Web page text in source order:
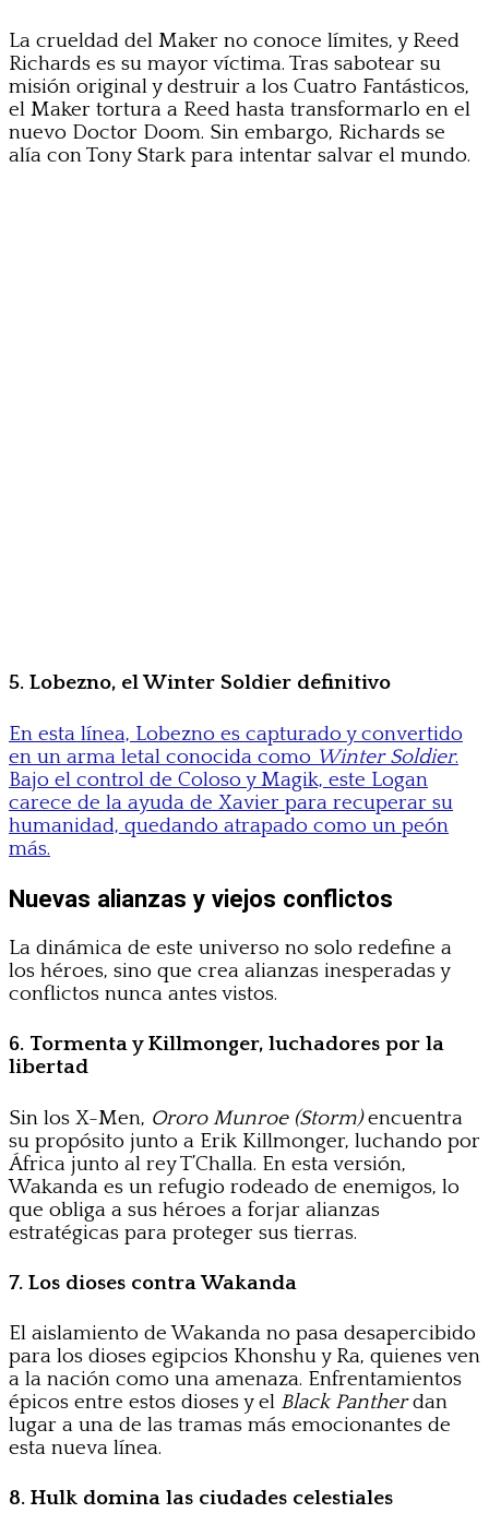
La crueldad del Maker no conoce límites, y Reed
Richards es su mayor víctima. Tras sabotear su
misión original y destruir a los Cuatro Fantásticos,
el Maker tortura a Reed hasta transformarlo en el
nuevo Doctor Doom. Sin embargo, Richards se
alía con Tony Stark para intentar salvar el mundo.
5. Lobezno, el Winter Soldier definitivo
En esta línea, Lobezno es capturado y convertido
en un arma letal conocida como Winter Soldier.
Bajo el control de Coloso y Magik, este Logan
carece de la ayuda de Xavier para recuperar su
humanidad, quedando atrapado como un peón
más.
Nuevas alianzas y viejos conflictos
La dinámica de este universo no solo redefine a
los héroes, sino que crea alianzas inesperadas y
conflictos nunca antes vistos.
6. Tormenta y Killmonger, luchadores por la
libertad
Sin los X-Men, Ororo Munroe (Storm)encuentra
su propósito junto a Erik Killmonger, luchando por
África junto al rey T’Challa. En esta versión,
Wakanda es un refugio rodeado de enemigos, lo
que obliga a sus héroes a forjar alianzas
estratégicas para proteger sus tierras.
7. Los dioses contra Wakanda
El aislamiento de Wakanda no pasa desapercibido
para los dioses egipcios Khonshu y Ra, quienes ven
a la nación como una amenaza. Enfrentamientos
épicos entre estos dioses y el Black Pantherdan
lugar a una de las tramas más emocionantes de
esta nueva línea.
8. Hulk domina las ciudades celestiales